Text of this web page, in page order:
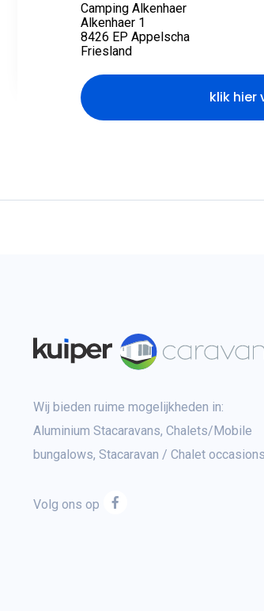
Camping Alkenhaer
Alkenhaer 1
8426 EP Appelscha
Friesland
klik hier
Wij bieden ruime mogelijkheden in:
Aluminium Stacaravans, Chalets/Mobile
bungalows, Stacaravan / Chalet
Volg ons op